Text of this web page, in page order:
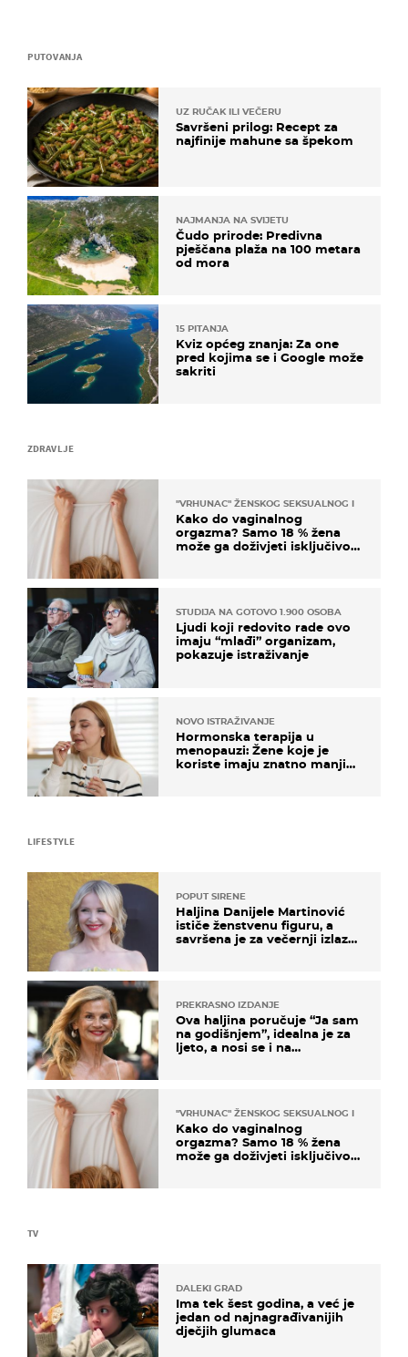
ZDRAVLJE
"VRHUNAC" ŽENSKOG SEKSUALNOG ISKUSTVA
Kako do vaginalnog
orgazma? Samo 18 % žena
može ga doživjeti isključivo
STUDIJA NA GOTOVO 1.900 OSOBA
Ljudi koji redovito rade ovo
imaju “mlađi” organizam,
pokazuje istraživanje
NOVO ISTRAŽIVANJE
Hormonska terapija u
menopauzi: Žene koje je
koriste imaju znatno manji
TV
DALEKI GRAD
Ima tek šest godina, a već je
jedan od najnagrađivanijih
dječjih glumaca
PUTOVANJA
UZ RUČAK ILI VEČERU
Savršeni prilog: Recept za
najfinije mahune sa špekom
NAJMANJA NA SVIJETU
Čudo prirode: Predivna
pješčana plaža na 100 metara
od mora
15 PITANJA
Kviz općeg znanja: Za one
pred kojima se i Google može
sakriti
LIFESTYLE
POPUT SIRENE
Haljina Danijele Martinović
ističe ženstvenu figuru, a
savršena je za večernji izlazak
PREKRASNO IZDANJE
Ova haljina poručuje “Ja sam
na godišnjem”, idealna je za
ljeto, a nosi se i na
"VRHUNAC" ŽENSKOG SEKSUALNOG ISKUSTVA
Kako do vaginalnog
orgazma? Samo 18 % žena
može ga doživjeti isključivo